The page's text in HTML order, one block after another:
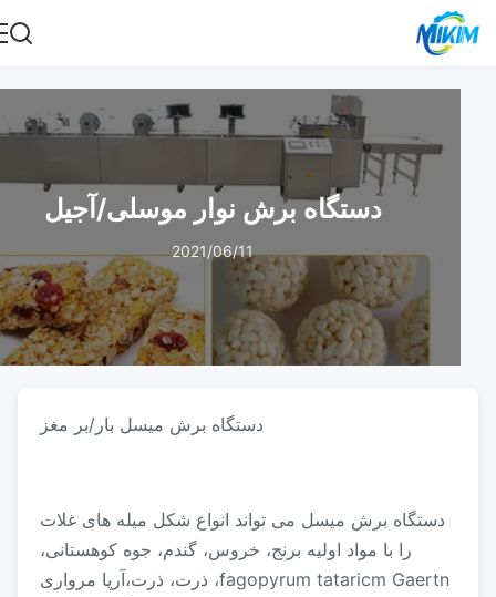
دستگاه برش نوار موسلی/آجیل
2021/06/11
دستگاه برش میسل بار/بر مغز
دستگاه برش میسل می تواند انواع شکل میله های غلات
را با مواد اولیه برنج، خروس، گندم، جوه کوهستانی،
fagopyrum tataricm Gaertn، ذرت، ذرت،آرپا مرواری